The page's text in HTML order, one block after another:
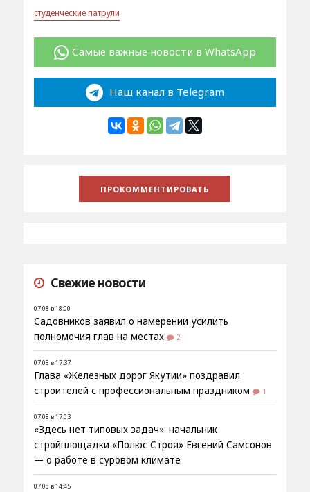
студенческие патрули
Самые важные новости в WhatsApp
Наш канал в Telegram
Свежие новости
07.08 в 18:00
Садовников заявил о намерении усилить
полномочия глав на местах
2
07.08 в 17:37
Глава «Железных дорог Якутии» поздравил
строителей с профессиональным праздником
1
07.08 в 17:03
«Здесь нет типовых задач»: начальник
стройплощадки «Полюс Строя» Евгений Самсонов
— о работе в суровом климате
07.08 в 14:45